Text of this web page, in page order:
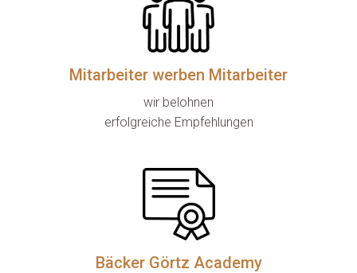
Mitarbeiter werben Mitarbeiter
wir belohnen
erfolgreiche Empfehlungen
Bäcker Görtz Academy